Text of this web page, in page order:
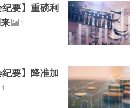
纪要】重磅利
1
纪要】降准加
1